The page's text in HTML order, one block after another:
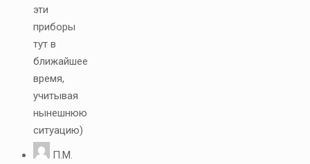
эти
приборы
тут в
ближайшее
время,
учитывая
нынешнюю
ситуацию)
П.М.